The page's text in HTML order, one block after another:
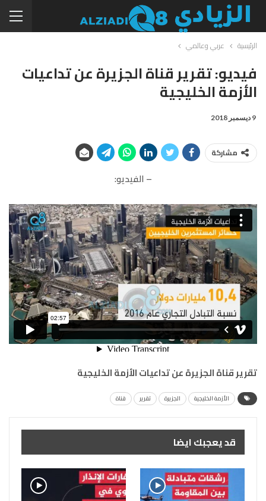
الرئيسية عربي وعالمي
فيديو: تقرير قناة الجزيرة عن تداعيات
الأزمة الخليجية
9 ديسمبر 2018
مشاركة
– الفيديو:
تقرير قناة الجزيرة عن تداعيات الأزمة الخليجية
الأزمة الخليجية الجزيرة تقرير قناة
قد يعجبك ايضا